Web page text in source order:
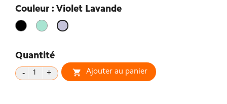
Couleur : Violet Lavande
Noir
vert
Violet
Quantité
 Ajouter au panier